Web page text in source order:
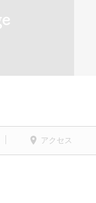
アクセス